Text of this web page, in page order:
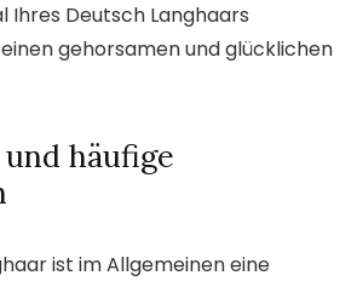
Ihres Deutsch Langhaars
gehorsamen und glücklichen
häufige
ist im Allgemeinen eine